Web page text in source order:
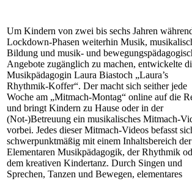
Um Kindern von zwei bis sechs Jahren
Lockdown-Phasen weiterhin Musik,
Bildung und musik- und
Angebote zugänglich zu machen, entwickelte
Musikpädagogin Laura Biastoch „Laura’s
Rhythmik-Koffer“. Der macht sich seither jede
Woche am „Mitmach-Montag“ online auf die
und bringt Kindern zu Hause oder in der
(Not-)Betreuung ein musikalisches Mitmach-
vorbei. Jedes dieser Mitmach-Videos befasst
schwerpunktmäßig mit einem Inhaltsbereich der
Elementaren Musikpädagogik, der Rhythmik
dem kreativen Kindertanz. Durch Singen und
Sprechen, Tanzen und Bewegen, elementares